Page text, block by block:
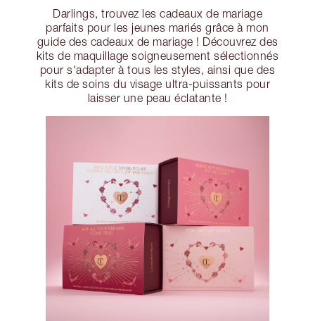
Darlings, trouvez les cadeaux de mariage
parfaits pour les jeunes mariés grâce à mon
guide des cadeaux de mariage ! Découvrez des
kits de maquillage soigneusement sélectionnés
pour s'adapter à tous les styles, ainsi que des
kits de soins du visage ultra-puissants pour
laisser une peau éclatante !